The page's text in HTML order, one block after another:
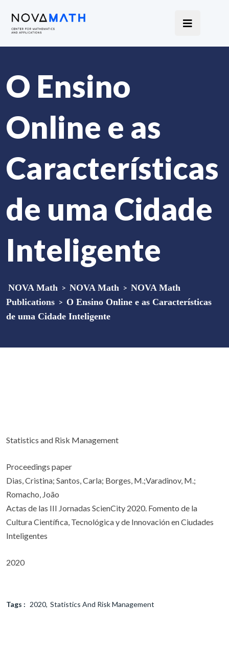
O Ensino
Online e as
Características
de uma Cidade
Inteligente
NOVA Math > NOVA Math > NOVA Math
Publications > O Ensino Online e as Características
de uma Cidade Inteligente
Statistics and Risk Management
Proceedings paper
Dias, Cristina; Santos, Carla; Borges, M.;Varadinov, M.;
Romacho, João
Actas de las III Jornadas ScienCity 2020. Fomento de la
Cultura Científica, Tecnológica y de Innovación en Ciudades
Inteligentes
2020
Tags : 2020 Statistics And Risk Management